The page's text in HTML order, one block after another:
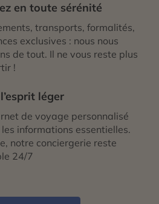
en toute sérénité
transports, formalités,
exclusives : nous nous
de tout. Il ne vous reste plus
!
léger
de voyage personnalisé
informations essentielles.
notre conciergerie reste
24/7